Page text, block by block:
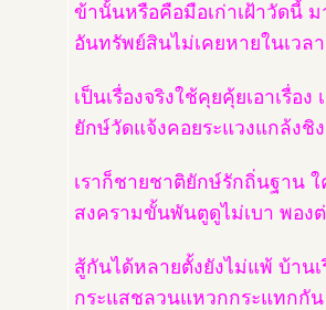
ข้านั้นหรือคือมือเก่าเฝ้าวัดนี้
อันทรัพย์สินไม่เคยหายในเวล
เป็นเรื่องจริงใช้คุยคุ้ยเอาเรื่อ
ยักษ์วัดแจ้งคอยระแวงแกล้งชิ
เราก็ชายชาติยักษ์รักถิ่นฐาน
สงครามขั้นพันตูดูไม่เบา พอง
สู้กันได้หลายตั้งยังไม่แพ้ บ้าน
กระแสชลวนแหวกกระแทกกั